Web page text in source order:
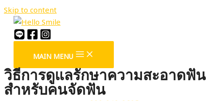
Skip to content
MAIN MENU
วิธีการดูแลรักษาความสะอาดฟัน
สำหรับคนจัดฟัน